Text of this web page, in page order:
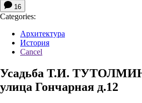
16
Categories:
Архитектура
История
Cancel
Усадьба Т.И.
улица Гончарная д.12